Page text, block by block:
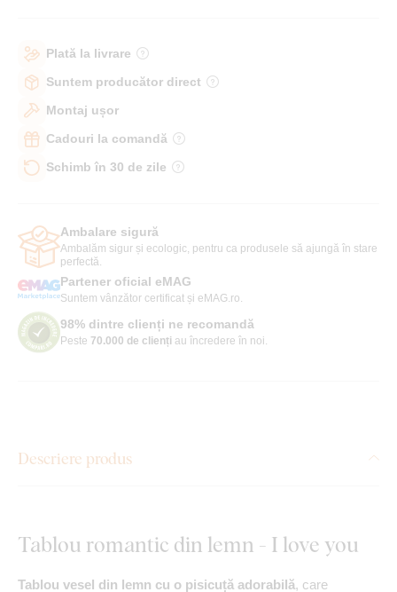
Plată la livrare
Suntem producător direct
Montaj ușor
Cadouri la comandă
Schimb în 30 de zile
Ambalare sigură
Ambalăm sigur și ecologic, pentru ca produsele să ajungă în stare
perfectă.
Partener oficial eMAG
Suntem vânzător certificat și eMAG.ro.
98% dintre clienți ne recomandă
Peste 70.000 de clienți au încredere în noi.
Descriere produs
Tablou romantic din lemn - I love you
Tablou vesel din lemn cu o pisicuță adorabilă, care